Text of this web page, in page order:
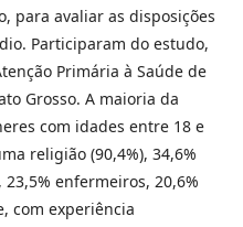
para avaliar as disposições
Participaram do estudo,
Primária à Saúde de
Grosso. A maioria da
com idades entre 18 e
religião (90,4%), 34,6%
enfermeiros, 20,6%
com experiência